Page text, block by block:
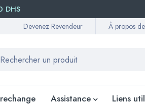
DHS
Devenez Revendeur À propos
Assistance Liens